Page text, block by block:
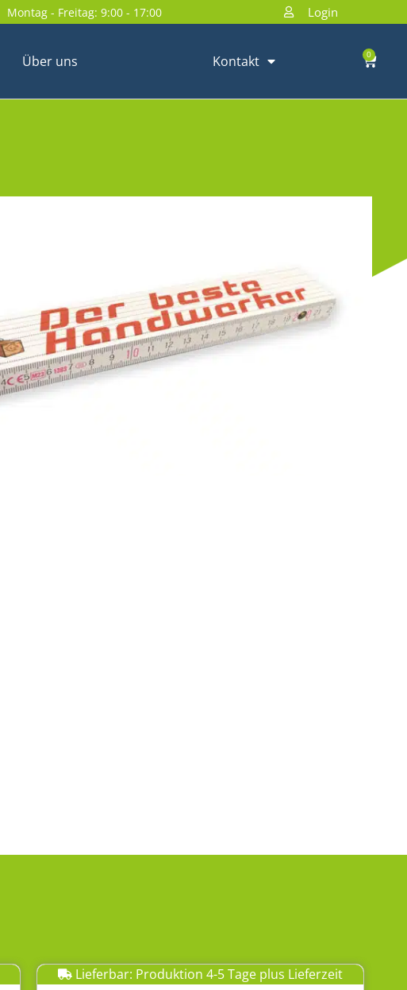
Montag - Freitag: 9:00 - 17:00 Login
Über uns Kontakt 0
Lieferbar: Produktion 4-5 Tage plus Lieferzeit